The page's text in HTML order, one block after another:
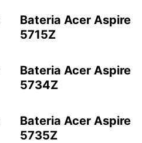
Bateria Acer Aspire
5715Z
Bateria Acer Aspire
5734Z
Bateria Acer Aspire
5735Z